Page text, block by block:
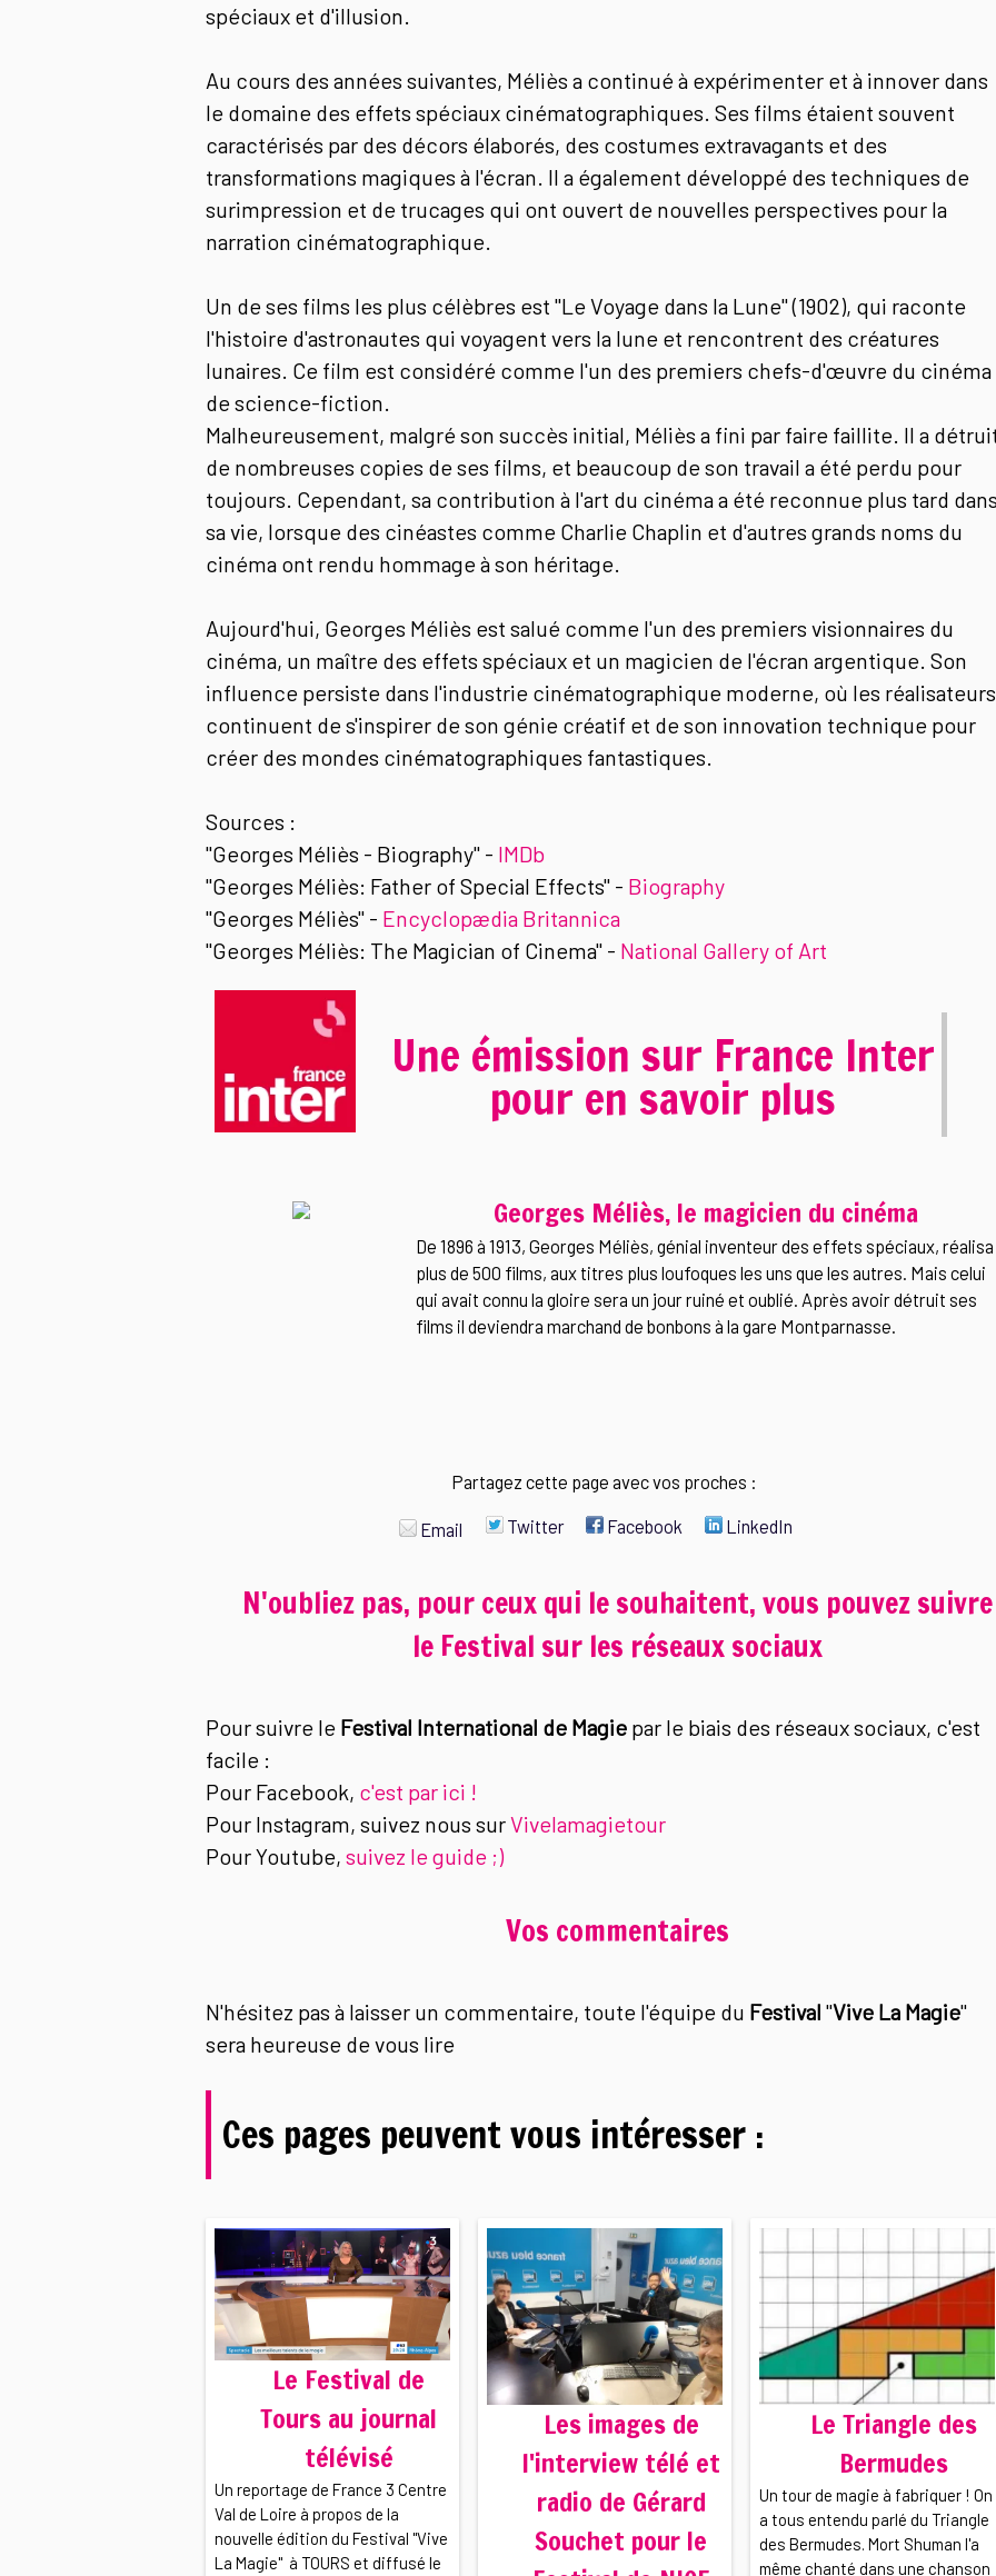
spéciaux et d'illusion.
Au cours des années suivantes, Méliès a continué à expérimenter et à innover dans
le domaine des effets spéciaux cinématographiques. Ses films étaient souvent
caractérisés par des décors élaborés, des costumes extravagants et des
transformations magiques à l'écran. Il a également développé des techniques de
surimpression et de trucages qui ont ouvert de nouvelles perspectives pour la
narration cinématographique.
Un de ses films les plus célèbres est "Le Voyage dans la Lune" (1902), qui raconte
l'histoire d'astronautes qui voyagent vers la lune et rencontrent des créatures
lunaires. Ce film est considéré comme l'un des premiers chefs-d'œuvre du cinéma
de science-fiction.
Malheureusement, malgré son succès initial, Méliès a fini par faire faillite. Il a
de nombreuses copies de ses films, et beaucoup de son travail a été perdu pour
toujours. Cependant, sa contribution à l'art du cinéma a été reconnue plus tard
sa vie, lorsque des cinéastes comme Charlie Chaplin et d'autres grands noms du
cinéma ont rendu hommage à son héritage.
Aujourd'hui, Georges Méliès est salué comme l'un des premiers visionnaires du
cinéma, un maître des effets spéciaux et un magicien de l'écran argentique. Son
influence persiste dans l'industrie cinématographique moderne, où les réalisateurs
continuent de s'inspirer de son génie créatif et de son innovation technique pour
créer des mondes cinématographiques fantastiques.
Sources :
"Georges Méliès - Biography" - IMDb
"Georges Méliès: Father of Special Effects" - Biography
"Georges Méliès" - Encyclopædia Britannica
"Georges Méliès: The Magician of Cinema" - National Gallery of Art
Une émission sur France Inter
pour en savoir plus
Georges Méliès, le magicien du cinéma
De 1896 à 1913, Georges Méliès, génial inventeur des effets spéciaux, réalisa
plus de 500 films, aux titres plus loufoques les uns que les autres. Mais celui
qui avait connu la gloire sera un jour ruiné et oublié. Après avoir détruit ses
films il deviendra marchand de bonbons à la gare Montparnasse.
Partagez cette page avec vos proches :
Email Twitter Facebook LinkedIn
N'oubliez pas, pour ceux qui le souhaitent, vous pouvez suivre
le Festival sur les réseaux sociaux
Pour suivre le Festival International de Magiepar le biais des réseaux sociaux, c'est
facile :
Pour Facebook, c'est par ici !
Pour Instagram, suivez nous surVivelamagietour
Pour Youtube, suivez le guide ;)
Vos commentaires
N'hésitez pas à laisser un commentaire, toute l'équipe du Festival "Vive La Magie"
sera heureuse de vous lire
Ces pages peuvent vous intéresser :
Le Festival de
Tours au journal
télévisé
Un reportage de France 3 Centre
Val de Loire à propos de la
nouvelle édition du Festival "Vive
La Magie" à TOURS et diffusé le
Les images de
l'interview télé et
radio de Gérard
Souchet pour le
Le Triangle des
Bermudes
Un tour de magie à fabriquer ! On
a tous entendu parlé du Triangle
des Bermudes. Mort Shuman l'a
même chanté dans une chanson